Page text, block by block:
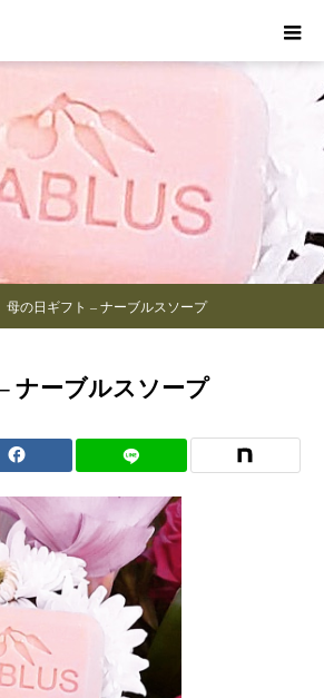
母の日ギフト – ナーブルスソープ
ナーブルスソープ